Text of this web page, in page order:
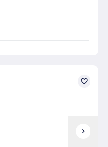
chevron_right
favorite_border